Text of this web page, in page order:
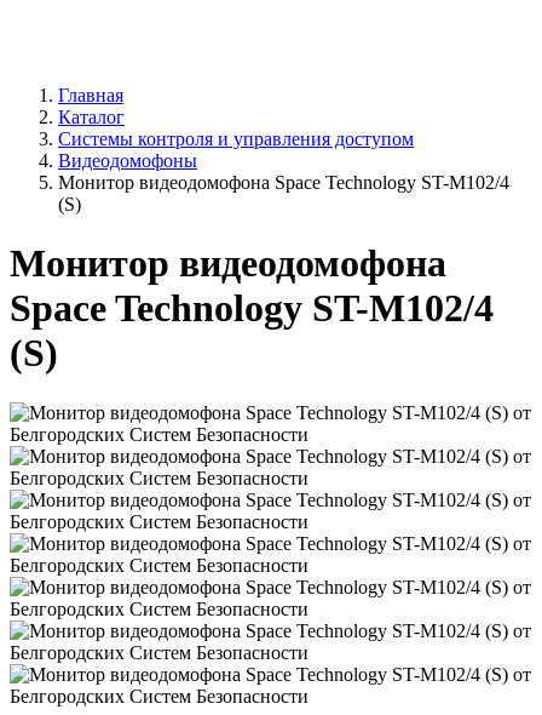
Главная
Каталог
Системы контроля и управления доступом
Видеодомофоны
Монитор видеодомофона Space Technology ST-M102/4
(S)
Монитор видеодомофона
Space Technology ST-M102/4
(S)